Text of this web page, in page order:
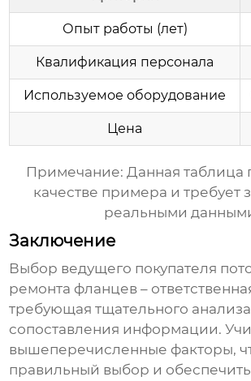
Опыт работы (лет)
Квалификация персонала
Используемое оборудование
Цена
Примечание: Данная таблица
качестве примера и требует
реальными
Заключение
Выбор ведущего покупателя
ремонта фланцев –
требующая тщательного
сопоставления информации.
вышеперечисленные факторы,
правильный выбор и